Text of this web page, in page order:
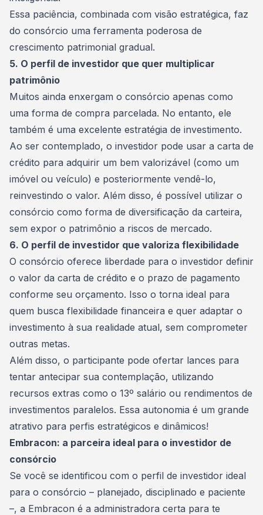
Essa paciência, combinada com visão estratégica, faz
do consórcio uma ferramenta poderosa de
crescimento patrimonial gradual.
5. O perfil de investidor que quer multiplicar
patrimônio
Muitos ainda enxergam o consórcio apenas como
uma forma de compra parcelada. No entanto, ele
também é uma excelente estratégia de investimento.
Ao ser contemplado, o investidor pode usar a carta de
crédito para adquirir um bem valorizável (como um
imóvel ou veículo) e posteriormente vendê-lo,
reinvestindo o valor. Além disso, é possível utilizar o
consórcio como forma de diversificação da carteira,
sem expor o patrimônio a riscos de mercado.
6. O perfil de investidor que valoriza flexibilidade
O consórcio oferece liberdade para o investidor definir
o valor da carta de crédito e o prazo de pagamento
conforme seu orçamento. Isso o torna ideal para
quem busca flexibilidade financeira e quer adaptar o
investimento à sua realidade atual, sem comprometer
outras metas.
Além disso, o participante pode ofertar lances para
tentar antecipar sua contemplação, utilizando
recursos extras como o 13º salário ou rendimentos de
investimentos paralelos. Essa autonomia é um grande
atrativo para perfis estratégicos e dinâmicos!
Embracon: a parceira ideal para o investidor de
consórcio
Se você se identificou com o perfil de investidor ideal
para o consórcio – planejado, disciplinado e paciente
–, a Embracon é a administradora certa para te